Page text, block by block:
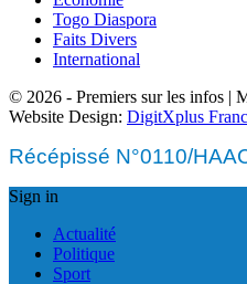
Togo Diaspora
Faits Divers
International
© 2026 - Premiers sur les infos |
Website Design: DigitXplus
Récépissé N°0110/
Sign in
Actualité
Politique
Sport